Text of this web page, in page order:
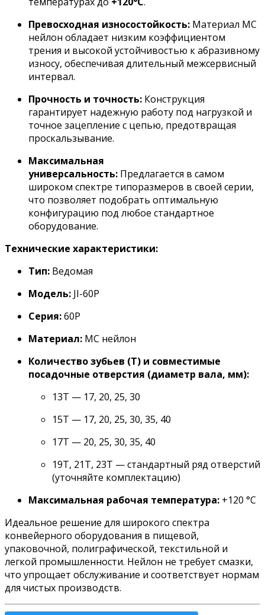
Превосходная износостойкость: Материал МС
нейлон обладает низким коэффициентом
трения и высокой устойчивостью к абразивному
износу, обеспечивая длительный межсервисный
интервал.
Прочность и точность: Конструкция
гарантирует надежную работу под нагрузкой и
точное зацепление с цепью, предотвращая
проскальзывание.
Максимальная
универсальность: Предлагается в самом
широком спектре типоразмеров в своей серии,
что позволяет подобрать оптимальную
конфигурацию под любое стандартное
оборудование.
Технические характеристики:
Тип: Ведомая
Модель: JI-60P
Серия:60P
Материал: МС нейлон
Количество зубьев (T) и совместимые
посадочные отверстия (диаметр вала, мм):
13T — 17, 20, 25, 30
15T — 17, 20, 25, 30, 35, 40
17T — 20, 25, 30, 35, 40
19T, 21T, 23T — стандартный ряд отверстий
(уточняйте комплектацию)
Максимальная рабочая температура: +120 °C
Идеальное решение для широкого спектра
конвейерного оборудования в пищевой,
упаковочной, полиграфической, текстильной и
легкой промышленности. Нейлон не требует смазки,
что упрощает обслуживание и соответствует нормам
для чистых производств.